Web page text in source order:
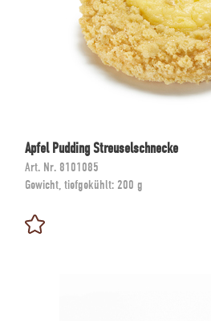
Apfel Pudding Streuselschnecke
Art. Nr. 8101085
Gewicht, tiefgekühlt: 200 g